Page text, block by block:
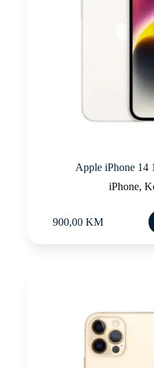
Apple iPhone 14
iPhone,
900,00 KM